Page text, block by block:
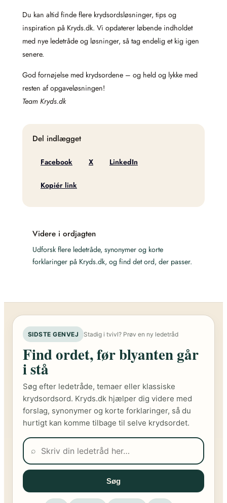
Du kan altid finde flere krydsordsløsninger, tips og
inspiration på Kryds.dk. Vi opdaterer løbende indholdet
med nye ledetråde og løsninger, så tag endelig et kig igen
senere.
God fornøjelse med krydsordene – og held og lykke med
resten af opgaveløsningen!
Team Kryds.dk
Del indlægget
Facebook X LinkedIn
Kopiér link
Videre i ordjagten
Udforsk flere ledetråde, synonymer og korte
forklaringer på Kryds.dk, og find det ord, der passer.
SIDSTE GENVEJ Stadig i tvivl? Prøv en ny ledetråd
Find ordet, før blyanten går
i stå
Søg efter ledetråde, temaer eller klassiske
krydsordsord. Kryds.dk hjælper dig videre med
forslag, synonymer og korte forklaringer, så du
hurtigt kan komme tilbage til selve krydsordet.
⌕
Søg